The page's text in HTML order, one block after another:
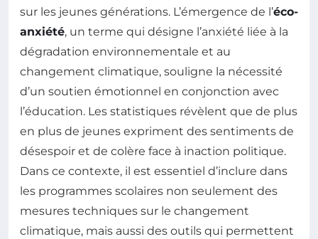
sur les jeunes générations. L’émergence de l’éco-
anxiété, un terme qui désigne l’anxiété liée à la
dégradation environnementale et au
changement climatique, souligne la nécessité
d’un soutien émotionnel en conjonction avec
l’éducation. Les statistiques révèlent que de plus
en plus de jeunes expriment des sentiments de
désespoir et de colère face à inaction politique.
Dans ce contexte, il est essentiel d’inclure dans
les programmes scolaires non seulement des
mesures techniques sur le changement
climatique, mais aussi des outils qui permettent